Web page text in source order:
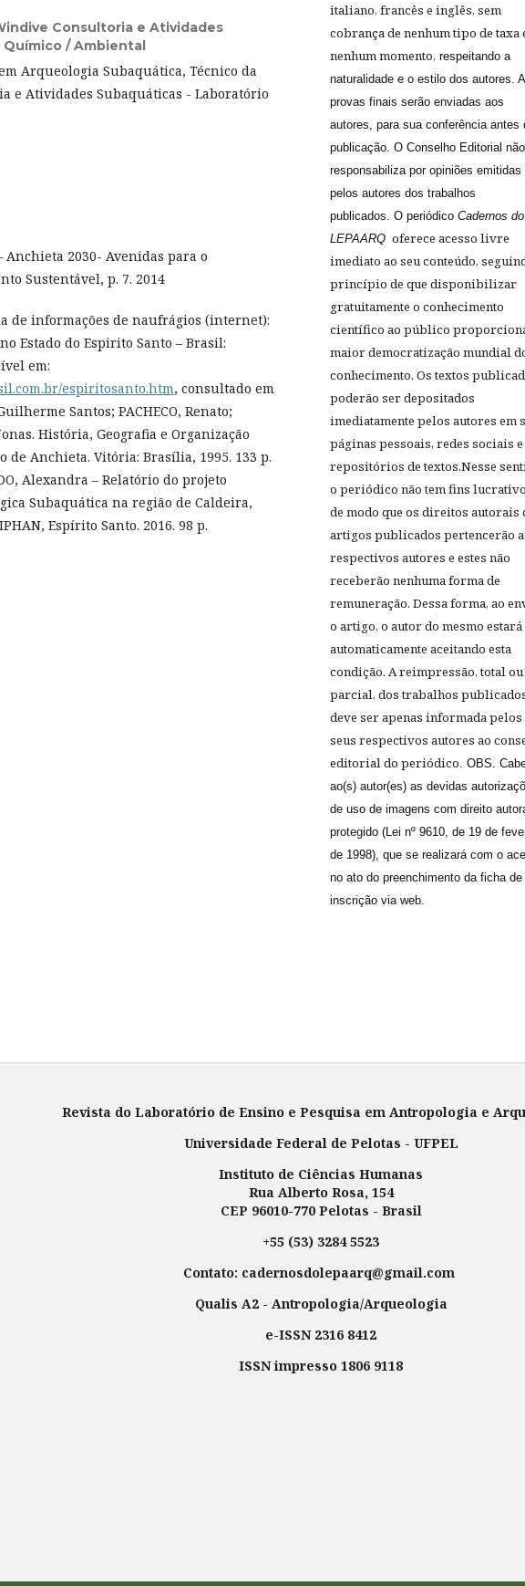
Consultoria e Atividades
/ Ambiental
Arqueologia Subaquática, Técnico da
e Atividades Subaquáticas - Laboratório
Anchieta 2030- Avenidas para o
Sustentável, p. 7. 2014
de informações de naufrágios (internet):
Estado do Espirito Santo – Brasil:
em:
espiritosanto.htm, consultado em
Santos; PACHECO, Renato;
História, Geografia e Organização
Anchieta. Vitória: Brasília, 1995. 133 p.
Alexandra – Relatório do projeto
Subaquática na região de Caldeira,
Espírito Santo. 2016. 98 p.
italiano, francês e inglês, sem
cobrança de nenhum tipo de taxa
nenhum momento, respeitando a
naturalidade e o estilo dos autores.
provas finais serão enviadas aos
autores, para sua conferência antes
publicação. O Conselho Editorial
responsabiliza por opiniões emitidas
pelos autores dos trabalhos
publicados. O periódico Cadernos do
LEPAARQ oferece acesso livre
imediato ao seu conteúdo,
princípio de que disponibilizar
gratuitamente o conhecimento
científico ao público
maior democratização mundial
conhecimento. Os textos
poderão ser depositados
imediatamente pelos autores em
páginas pessoais, redes sociais e
repositórios de textos.Nesse
o periódico não tem fins
de modo que os direitos autorais
artigos publicados pertencerão
respectivos autores e estes não
receberão nenhuma forma de
remuneração. Dessa forma, ao
o artigo, o autor do mesmo estará
automaticamente aceitando esta
condição. A reimpressão, total ou
parcial, dos trabalhos
deve ser apenas informada pelos
seus respectivos autores ao
editorial do periódico . OBS.
ao(s) autor(es) as devidas
de uso de imagens com direito
protegido (Lei nº 9610, de 19 de
de 1998), que se realizará com o
no ato do preenchimento da ficha de
inscrição via web.
Revista do Laboratório de Ensino e Pesquisa em Antropologia e
Universidade Federal de Pelotas - UFPEL
Instituto de Ciências Humanas
Rua Alberto Rosa, 154
CEP 96010-770 Pelotas - Brasil
+55 (53) 3284 5523
Contato: cadernosdolepaarq@gmail.com
Qualis A2 - Antropologia/Arqueologia
e-ISSN 2316 8412
ISSN impresso 1806 9118